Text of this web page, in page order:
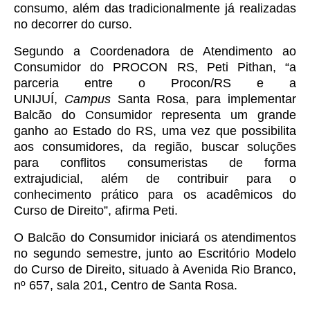
consumo, além das tradicionalmente já realizadas
no decorrer do curso.
Segundo a Coordenadora de Atendimento ao
Consumidor do PROCON RS, Peti Pithan, “a
parceria entre o Procon/RS e a
UNIJUÍ, Campus Santa Rosa, para implementar
Balcão do Consumidor representa um grande
ganho ao Estado do RS, uma vez que possibilita
aos consumidores, da região, buscar soluções
para conflitos consumeristas de forma
extrajudicial, além de contribuir para o
conhecimento prático para os acadêmicos do
Curso de Direito”, afirma Peti.
O Balcão do Consumidor iniciará os atendimentos
no segundo semestre, junto ao Escritório Modelo
do Curso de Direito, situado à Avenida Rio Branco,
nº 657, sala 201, Centro de Santa Rosa.